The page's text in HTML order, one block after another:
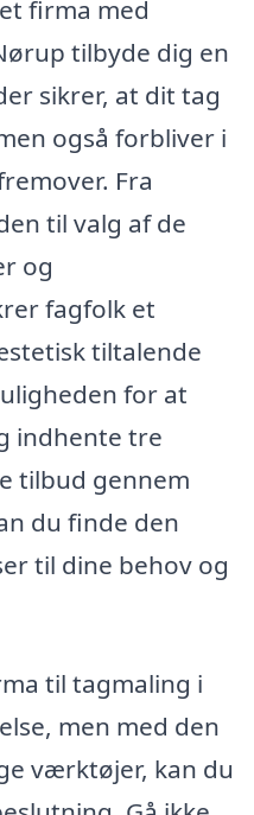
firma med
tilbyde dig en
sikrer, at dit tag
også forbliver i
Fra
til valg af de
og
fagfolk et
tiltalende
for at
indhente tre
tilbud gennem
du finde den
til dine behov og
til tagmaling i
men med den
værktøjer, kan du